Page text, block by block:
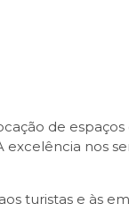
de
nos
turistas e às